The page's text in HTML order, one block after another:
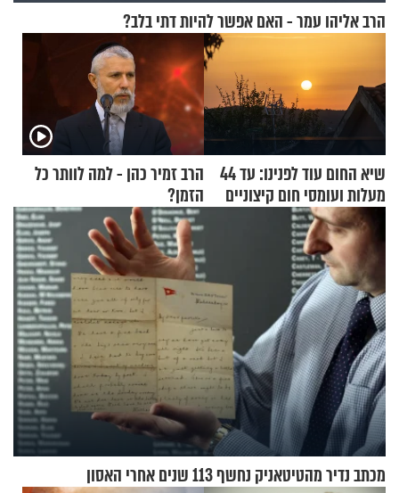
הרב אליהו עמר - האם אפשר להיות דתי בלב?
שיא החום עוד לפנינו: עד 44
מעלות ועומסי חום קיצוניים
הרב זמיר כהן - למה לוותר כל
הזמן?
מכתב נדיר מהטיטאניק נחשף 113 שנים אחרי האסון